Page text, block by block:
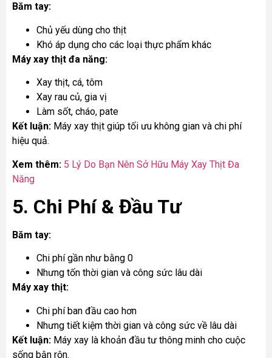
Băm tay:
Chủ yếu dùng cho thịt
Khó áp dụng cho các loại thực phẩm khác
Máy xay thịt đa năng:
Xay thịt, cá, tôm
Xay rau củ, gia vị
Làm sốt, cháo, pate
Kết luận: Máy xay thịt giúp tối ưu không gian và chi phí
hiệu quả.
Xem thêm: 5 Lý Do Bạn Nên Sở Hữu Máy Xay Thịt Đa
Năng
5. Chi Phí & Đầu Tư
Băm tay:
Chi phí gần như bằng 0
Nhưng tốn thời gian và công sức lâu dài
Máy xay thịt:
Chi phí ban đầu cao hơn
Nhưng tiết kiệm thời gian và công sức về lâu dài
Kết luận: Máy xay là khoản đầu tư thông minh cho cuộc
sống bận rộn.